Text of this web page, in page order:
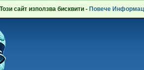
Този сайт използва бисквити - Повече